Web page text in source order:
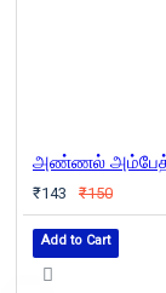
₹143 ₹150
Add to Cart